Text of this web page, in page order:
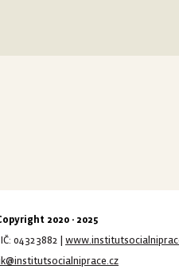
2020 - 2025
04323882 |